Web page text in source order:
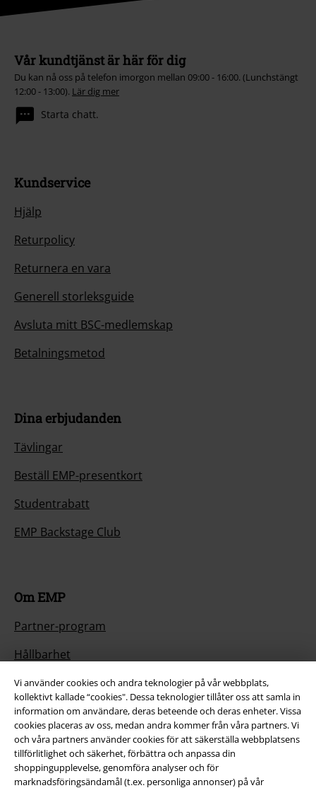
Vi använder cookies och andra teknologier på vår webbplats,
kollektivt kallade “cookies". Dessa teknologier tillåter oss att samla in
information om användare, deras beteende och deras enheter. Vissa
cookies placeras av oss, medan andra kommer från våra partners. Vi
och våra partners använder cookies för att säkerställa webbplatsens
tillförlitlighet och säkerhet, förbättra och anpassa din
shoppingupplevelse, genomföra analyser och för
marknadsföringsändamål (t.ex. personliga annonser) på vår
Vår kundtjänst är här för dig
Du kan nå oss på telefon imorgon mellan 09:00 - 16:00. (Lunchstängt
12:00 - 13:00). Lär dig mer
Starta chatt.
Kundservice
Hjälp
Returpolicy
Returnera en vara
Generell storleksguide
Avsluta mitt BSC-medlemskap
Betalningsmetod
Dina erbjudanden
Tävlingar
Beställ EMP-presentkort
Studentrabatt
EMP Backstage Club
Om EMP
Partner-program
Hållbarhet